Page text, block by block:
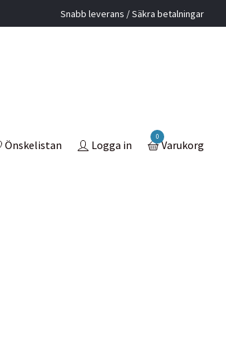
Snabb leverans / Säkra betalningar
Önskelistan Logga in
0
Varukorg